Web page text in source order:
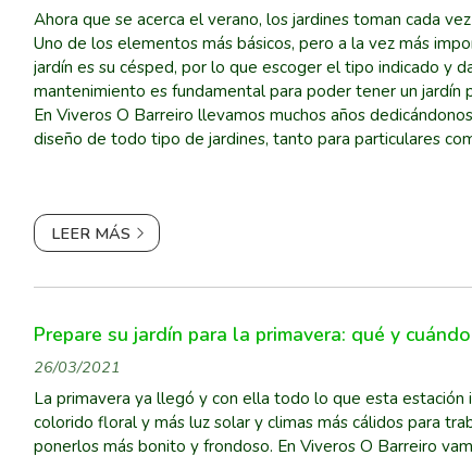
Ahora que se acerca el verano, los jardines toman cada
Uno de los elementos más básicos, pero a la vez más
jardín es su césped, por lo que escoger el tipo indicado y
mantenimiento es fundamental para poder tener un jardín
En Viveros O Barreiro llevamos muchos años
diseño de todo tipo de jardines, tanto para particulares
LEER MÁS
Prepare su jardín para la primavera: qué y
26/03/2021
La primavera ya llegó y con ella todo lo que esta estación
colorido floral y más luz solar y climas más cálidos para
ponerlos más bonito y frondoso. En Viveros O Barreiro